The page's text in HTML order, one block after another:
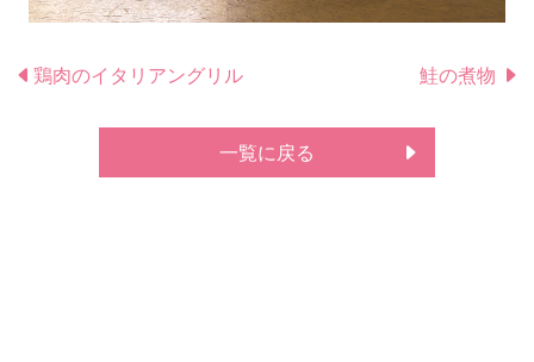
鶏肉のイタリアングリル 鮭の煮物
一覧に戻る